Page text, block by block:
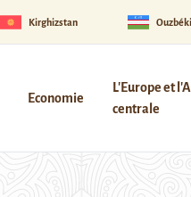
Kirghizstan
Economie
L'Europe et
centrale